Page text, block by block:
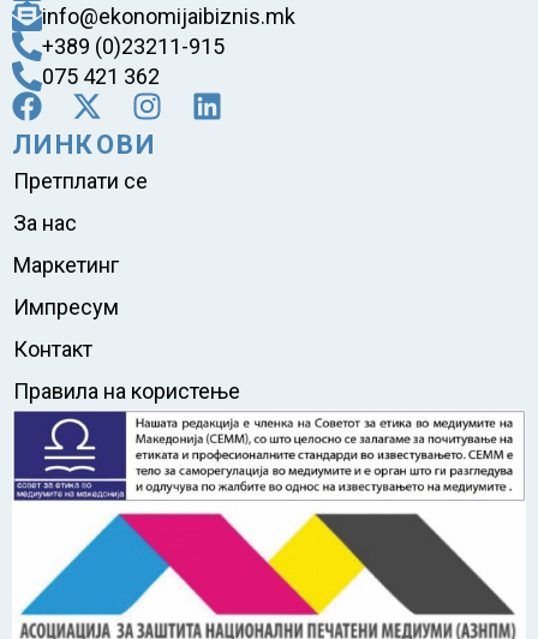
info@ekonomijaibiznis.mk
+389 (0)23211-915
075 421 362
ЛИНКОВИ
Претплати се
За нас
Маркетинг
Импресум
Контакт
Правила на користење